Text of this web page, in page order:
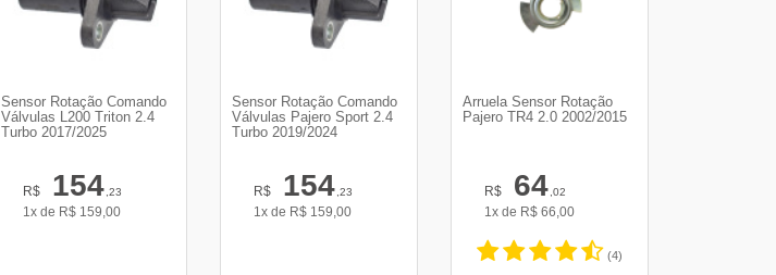
Sensor Rotação Comando
Válvulas L200 Triton 2.4
Turbo 2017/2025
R$ 154,23
1x de R$ 159,00
Sensor Rotação Comando
Válvulas Pajero Sport 2.4
Turbo 2019/2024
R$ 154,23
1x de R$ 159,00
Arruela Sensor Rotação
Pajero TR4 2.0 2002/2015
R$ 64,02
1x de R$ 66,00
(4)